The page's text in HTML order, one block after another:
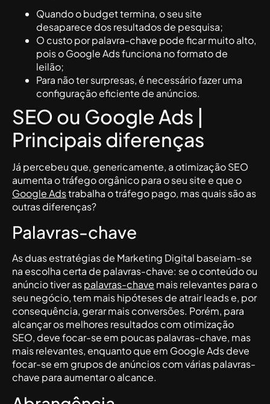
Quando o budget termina, o seu site
desaparece dos resultados de pesquisa;
O custo por palavra-chave pode ficar muito alto,
pois o Google Ads funciona no formato de
leilão;
Para não ter surpresas, é necessário fazer uma
configuração eficiente de anúncios.
SEO ou Google Ads |
Principais diferenças
Já percebeu que, genericamente, a otimização SEO
aumenta o tráfego orgânico para o seu site e que o
Google Adstrabalha o tráfego pago, mas quais são as
outras diferenças?
Palavras-chave
As duas estratégias de Marketing Digital baseiam-se
na escolha certa de palavras-chave: se o conteúdo ou
anúncio tiver aspalavras-chave mais relevantes para o
seu negócio, tem mais hipóteses de atrair leads e, por
consequência, gerar mais conversões. Porém, para
alcançar os melhores resultados com otimização
SEO, deve focar-se em poucas palavras-chave, mas
mais relevantes, enquanto que em Google Ads deve
focar-se em grupos de anúncios com várias palavras-
chave para aumentar o alcance.